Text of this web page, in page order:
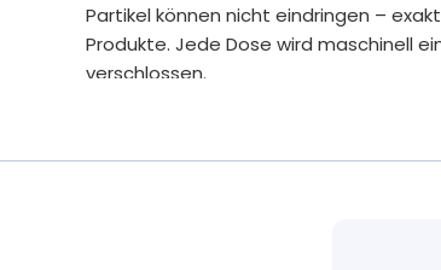
* Empfohlene Tagesdosis
** Prozentsatz der Referenzmenge nach
(Nährstoffbezugswert)
Partikel können nicht eindringen –
Produkte. Jede Dose wird maschinell
verschlossen.